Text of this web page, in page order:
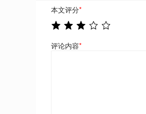
本文评分*
评论内容*